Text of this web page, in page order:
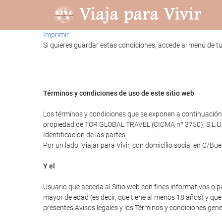
Imprimir
Si quieres guardar estas condiciones, accede al menú de
Términos y condiciones de uso de este sitio web
Los términos y condiciones que se exponen a
propiedad de TOR GLOBAL TRAVEL (CICMA nº 3750), S.L.U.
Identificación de las partes:
Por un lado, Viajar para Vivir, con domicilio social en C/
Y el
Usuario que acceda al Sitio web con fines informativos o
mayor de edad (es decir, que tiene al menos 18 años) y
presentes Avisos legales y los Términos y condiciones